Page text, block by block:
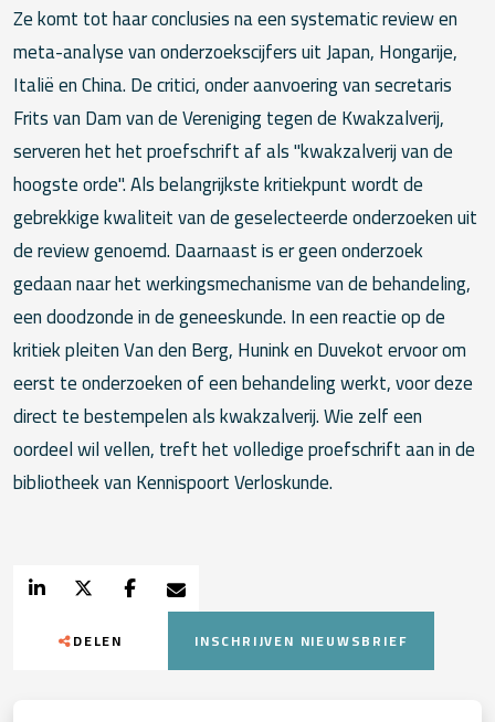
Ze komt tot haar conclusies na een systematic review en
meta-analyse van onderzoekscijfers uit Japan, Hongarije,
Italië en China. De critici, onder aanvoering van secretaris
Frits van Dam van de Vereniging tegen de Kwakzalverij,
serveren het het proefschrift af als "kwakzalverij van de
hoogste orde". Als belangrijkste kritiekpunt wordt de
gebrekkige kwaliteit van de geselecteerde onderzoeken uit
de review genoemd. Daarnaast is er geen onderzoek
gedaan naar het werkingsmechanisme van de behandeling,
een doodzonde in de geneeskunde. In een reactie op de
kritiek pleiten Van den Berg, Hunink en Duvekot ervoor om
eerst te onderzoeken of een behandeling werkt, voor deze
direct te bestempelen als kwakzalverij. Wie zelf een
oordeel wil vellen, treft het volledige proefschrift aan in de
bibliotheek van Kennispoort Verloskunde.
DELEN INSCHRIJVEN NIEUWSBRIEF